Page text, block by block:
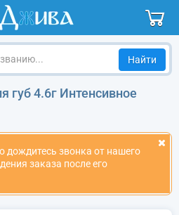
губ 4.6г Интенсивное
дождитесь звонка от нашего
заказа после его